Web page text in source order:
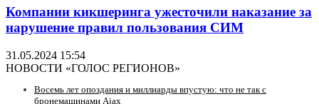
Компании кикшеринга ужесточили наказание за
нарушение правил пользования СИМ
31.05.2024 15:54
НОВОСТИ «ГОЛОС РЕГИОНОВ»
Восемь лет опоздания и миллиарды впустую: что не так с
бронемашинами Ajax